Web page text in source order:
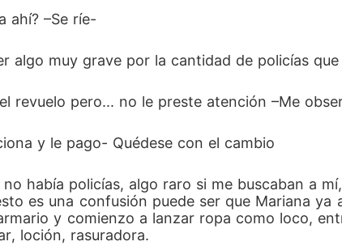
ahí? –Se ríe-
algo muy grave por la cantidad de policías
el revuelo pero... no le preste atención –Me
y le pago- Quédese con el cambio
había policías, algo raro si me buscaban a
es una confusión puede ser que Mariana ya
y comienzo a lanzar ropa como loco,
loción, rasuradora.